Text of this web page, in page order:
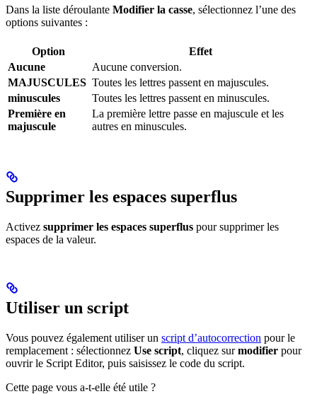
Dans la liste déroulante Modifier la casse, sélectionnez l’une des
options suivantes :
Option
Effet
Aucune
Aucune conversion.
MAJUSCULES Toutes les lettres passent en majuscules.
minuscules
Toutes les lettres passent en minuscules.
Première en
majuscule
La première lettre passe en majuscule et les
autres en minuscules.
Supprimer les espaces superflus
Activez supprimer les espaces superflus pour supprimer les
espaces de la valeur.
Utiliser un script
Vous pouvez également utiliser un script d’autocorrection pour le
remplacement : sélectionnez Use script, cliquez surmodifier pour
ouvrir le Script Editor, puis saisissez le code du script.
Cette page vous a-t-elle été utile ?